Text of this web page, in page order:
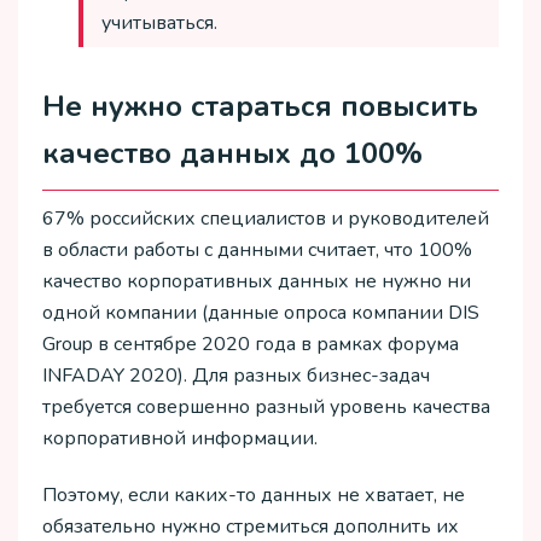
учитываться.
Не нужно стараться повысить
качество данных до 100%
67% российских специалистов и руководителей
в области работы с данными считает, что 100%
качество корпоративных данных не нужно ни
одной компании (данные опроса компании DIS
Group в сентябре 2020 года в рамках форума
INFADAY 2020). Для разных бизнес-задач
требуется совершенно разный уровень качества
корпоративной информации.
Поэтому, если каких-то данных не хватает, не
обязательно нужно стремиться дополнить их